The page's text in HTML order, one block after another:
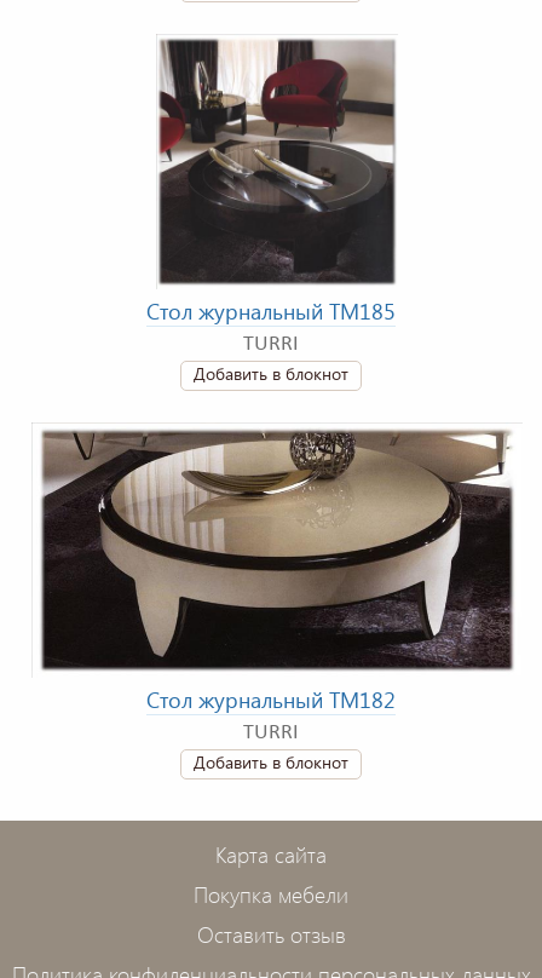
Стол журнальный TM185
TURRI
Добавить в блокнот
Стол журнальный TM182
TURRI
Добавить в блокнот
Карта сайта
Покупка мебели
Оставить отзыв